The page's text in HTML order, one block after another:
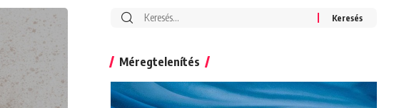
Search
Méregtelenítés